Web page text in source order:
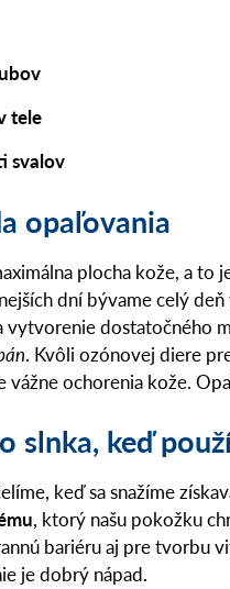
tele
svalov
opaľovania
plocha kože, a
dní bývame celý
vytvorenie dostatočného
. Kvôli ozónovej diere
vážne ochorenia kože.
slnka, keď
keď sa snažíme
, ktorý našu pokožku
bariéru aj pre tvorbu
je dobrý nápad.